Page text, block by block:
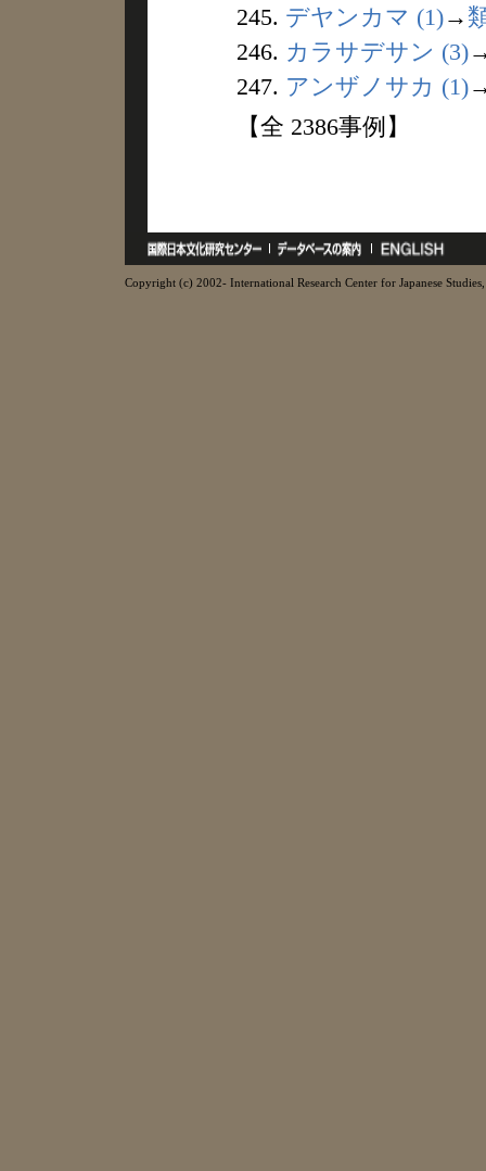
245. デヤンカマ (1)→
246. カラサデサン (3)
247. アンザノサカ (1)
【全 2386事例】
Copyright (c) 2002- International Research Center for Japanese